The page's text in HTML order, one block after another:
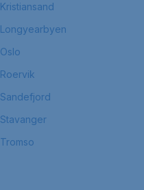
Kristiansand
Longyearbyen
Oslo
Roervik
Sandefjord
Stavanger
Tromso